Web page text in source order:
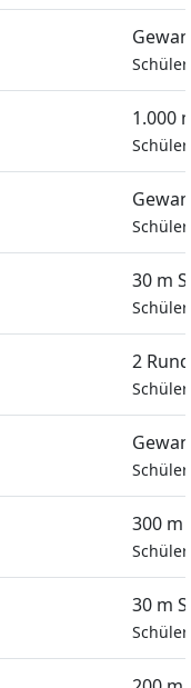
1.000
30 m
2
300 m
30 m